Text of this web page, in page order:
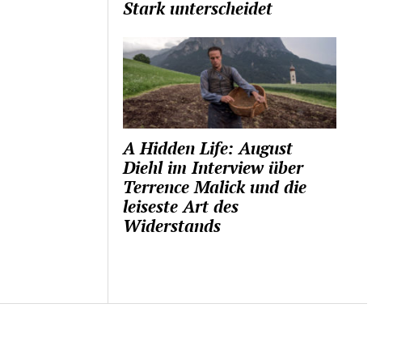
Stark unterscheidet
A Hidden Life: August
Diehl im Interview über
Terrence Malick und die
leiseste Art des
Widerstands